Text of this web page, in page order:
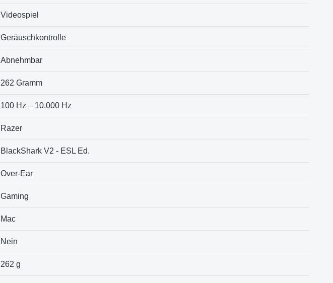
‎Videospiel
‎Geräuschkontrolle
‎Abnehmbar
‎262 Gramm
‎100 Hz – 10.000 Hz
‎Razer
‎BlackShark V2 - ESL Ed.
‎Over-Ear
‎Gaming
‎Mac
‎Nein
‎262 g